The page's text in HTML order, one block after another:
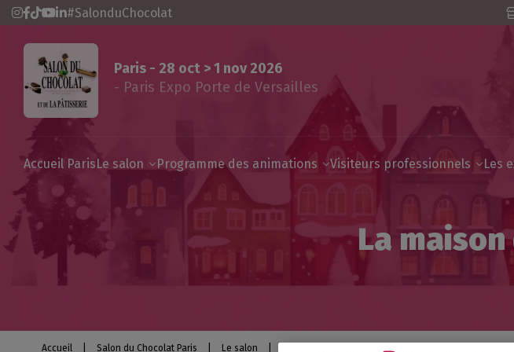
#SalonduChocolat
Paris - 28 oct > 1 nov 2026
- Paris Expo Porte de Versailles
Accueil ParisLe salon Programme des animations Visiteurs professionnels Les
La
Accueil Salon du Chocolat Paris Le salon La Maison du Père Noël